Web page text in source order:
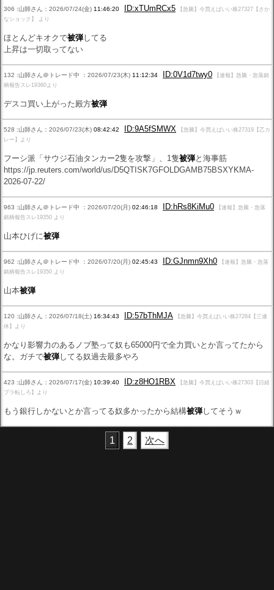
306 :山師さん：2026/07/24(金) 11:46:20 ID:xTUmRCx5
【急騰】今買えばいい株27327【さか
なショック】 より
ほとんどキオクで被弾してる
上昇は一切取ってない
132 :山師さん＠トレード中 ：2026/07/23(木) 11:12:34 ID:0V1d7twy0
【速報】急騰・急落銘
柄報告スレ19360より
デスコ買い上がった殿方被弾
528 :山師さん：2026/07/23(木) 08:42:42 ID:9A5fSMWX
【急騰】今買えばいい株27319【乙カ
レー】より
フーシ派「サウジ石油タンカー2隻を攻撃」、1隻被弾と海事筋
https://jp.reuters.com/world/us/D5QTISK7GFOLDGAMB75BSXYKMA-
2026-07-22/
963 :山師さん＠トレード中 ：2026/07/20(月) 02:46:18 ID:hRs8KiMu0
【速報】急騰・急落
銘柄報告スレ19350 より
山本ひげに被弾
962 :山師さん＠トレード中 ：2026/07/20(月) 02:45:43 ID:GJnmn9Xh0
【速報】急騰・急落
銘柄報告スレ19350 より
山本被弾
120 :山師さん：2026/07/18(土) 16:34:43 ID:57bThMJA
【急騰】今買えばいい株27284【三連
休】より
かなり影響力のあるノブ塾って奴も65000円で全力買いとか言ってたから
な。ガチで被弾してる奴過去最多やろ
423 :山師さん：2026/07/17(金) 10:39:40 ID:z8HO1RBX
【急騰】今買えばいい株27303【日経
プラ転しろ】より
もう銀行しかないとか言ってる奴多かったから結構被弾してそうｗ
1 2 次へ